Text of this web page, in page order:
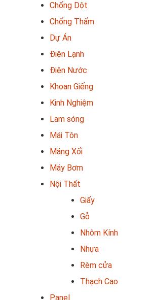
Chống Dột
Chống Thấm
Dự Án
Điện Lạnh
Điện Nước
Khoan Giếng
Kinh Nghiệm
Lam sóng
Mái Tôn
Máng Xối
Máy Bơm
Nội Thất
Giấy
Gỗ
Nhôm Kính
Nhựa
Rèm cửa
Thạch Cao
Panel